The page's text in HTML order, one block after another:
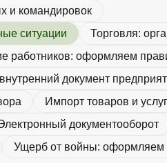
и командировок
ситуации
Торговля:
работников: оформляем
документ
Импорт товаров и
документооборот
Ущерб от войны: оформляем